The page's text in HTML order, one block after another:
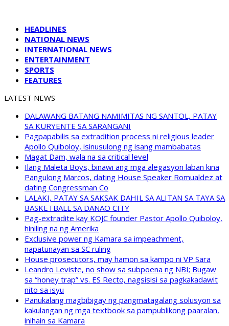
HEADLINES
NATIONAL NEWS
INTERNATIONAL NEWS
ENTERTAINMENT
SPORTS
FEATURES
LATEST NEWS
DALAWANG BATANG NAMIMITAS NG SANTOL, PATAY
SA KURYENTE SA SARANGANI
Pagpapabilis sa extradition process ni religious leader
Apollo Quiboloy, isinusulong ng isang mambabatas
Magat Dam, wala na sa critical level
Ilang Maleta Boys, binawi ang mga alegasyon laban kina
Pangulong Marcos, dating House Speaker Romualdez at
dating Congressman Co
LALAKI, PATAY SA SAKSAK DAHIL SA ALITAN SA TAYA SA
BASKETBALL SA DANAO CITY
Pag-extradite kay KOJC founder Pastor Apollo Quiboloy,
hiniling na ng Amerika
Exclusive power ng Kamara sa impeachment,
napatunayan sa SC ruling
House prosecutors, may hamon sa kampo ni VP Sara
Leandro Leviste, no show sa subpoena ng NBI; Bugaw
sa “honey trap” vs. ES Recto, nagsisisi sa pagkakadawit
nito sa isyu
Panukalang magbibigay ng pangmatagalang solusyon sa
kakulangan ng mga textbook sa pampublikong paaralan,
inihain sa Kamara